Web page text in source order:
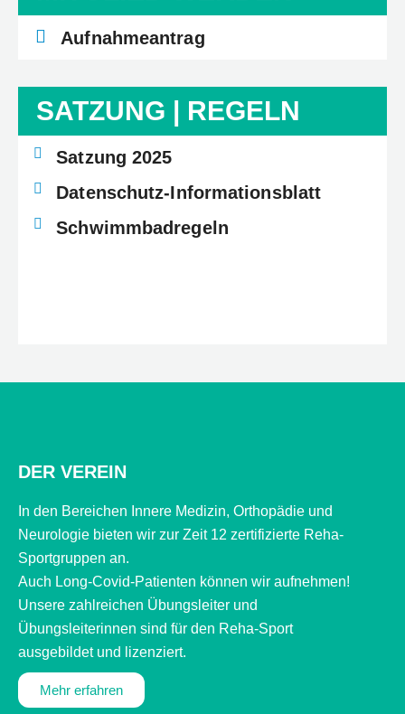
Aufnahmeantrag
SATZUNG | REGELN
Satzung 2025
Datenschutz-Informationsblatt
Schwimmbadregeln
DER VEREIN
In den Bereichen Innere Medizin, Orthopädie und
Neurologie bieten wir zur Zeit 12 zertifizierte Reha-
Sportgruppen an.
Auch Long-Covid-Patienten können wir aufnehmen!
Unsere zahlreichen Übungsleiter und
Übungsleiterinnen sind für den Reha-Sport
ausgebildet und lizenziert.
Mehr erfahren